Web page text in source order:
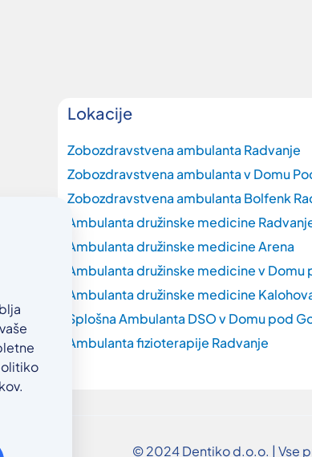
Lokacije
Zobozdravstvena ambulanta Radvanje
Zobozdravstvena ambulanta v Domu
Zobozdravstvena ambulanta Bolfenk
Ambulanta družinske medicine
Ambulanta družinske medicine Arena
Ambulanta družinske medicine v Domu
Ambulanta družinske medicine
Splošna Ambulanta DSO v Domu pod
Ambulanta fizioterapije Radvanje
© 2024 Dentiko d.o.o. | Vse